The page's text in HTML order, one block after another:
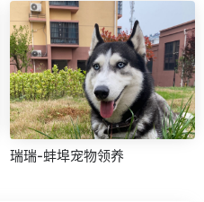
瑞瑞-蚌埠宠物领养